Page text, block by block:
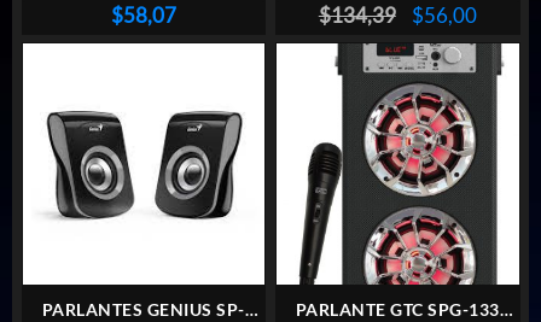
$58,07 $134,39
El
precio
original
era:
$134,39.
$56,00El
precio
actual
es:
PARLANTES GENIUS SP-
PARLANTE GTC SPG-133